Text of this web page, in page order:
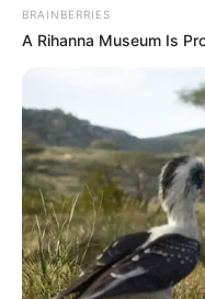
BRAINBERRIES
A Rihanna Museum Is